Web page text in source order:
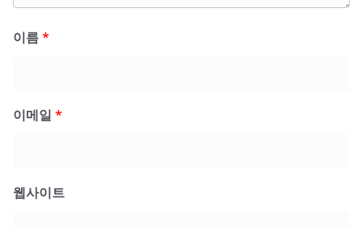
이름*
이메일 *
웹사이트